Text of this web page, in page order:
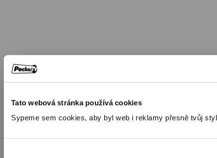
Tato webová stránka používá cookies
Sypeme sem cookies, aby byl web i reklamy přesně tvůj